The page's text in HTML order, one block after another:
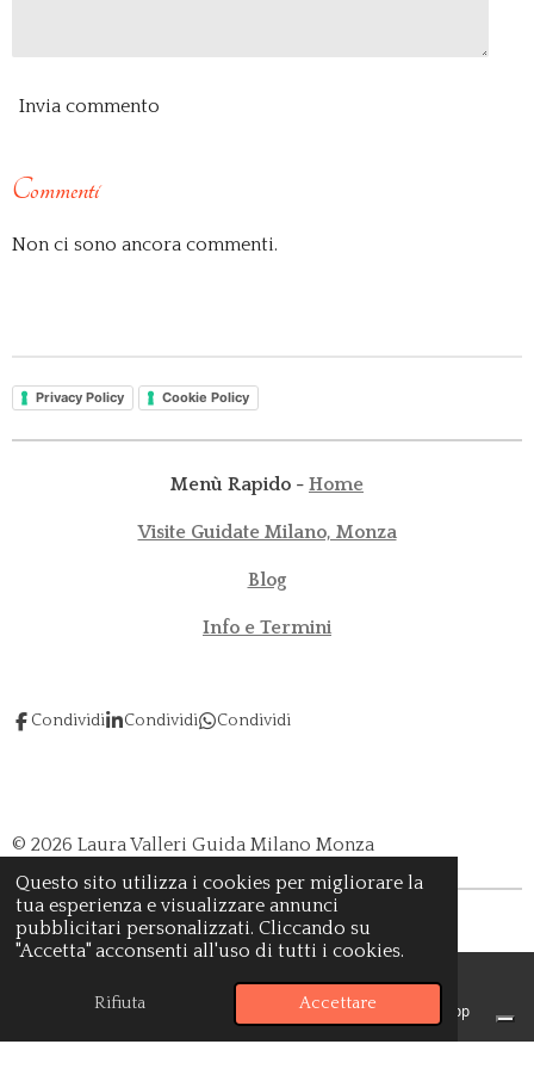
Questo sito utilizza i cookies per migliorare la
tua esperienza e visualizzare annunci
pubblicitari personalizzati. Cliccando su
"Accetta" acconsenti all'uso di tutti i cookies.
Rifiuta Accettare
Invia commento
Commenti
Non ci sono ancora commenti.
Privacy Policy Cookie Policy
Menù Rapido - Home
Visite Guidate Milano, Monza
Blog
Info e Termini
Condividi Condividi Condividi
© 2026 Laura Valleri Guida Milano Monza
Fornito daWebador
Email WhatsApp